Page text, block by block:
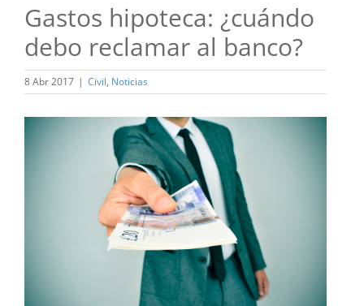
Gastos hipoteca: ¿cuándo
debo reclamar al banco?
8 Abr 2017 | Civil, Noticias
Ver